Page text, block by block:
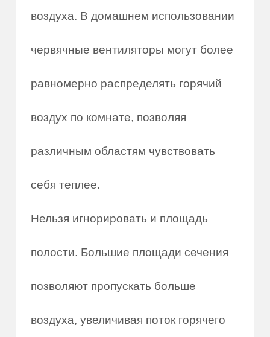
воздуха. В домашнем использовании
червячные вентиляторы могут более
равномерно распределять горячий
воздух по комнате, позволяя
различным областям чувствовать
себя теплее.
Нельзя игнорировать и площадь
полости. Большие площади сечения
позволяют пропускать больше
воздуха, увеличивая поток горячего